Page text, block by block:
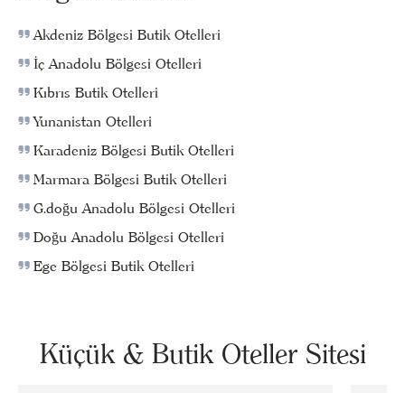
Akdeniz Bölgesi Butik Otelleri
İç Anadolu Bölgesi Otelleri
Kıbrıs Butik Otelleri
Yunanistan Otelleri
Karadeniz Bölgesi Butik Otelleri
Marmara Bölgesi Butik Otelleri
G.doğu Anadolu Bölgesi Otelleri
Doğu Anadolu Bölgesi Otelleri
Ege Bölgesi Butik Otelleri
Küçük & Butik Oteller Sitesi